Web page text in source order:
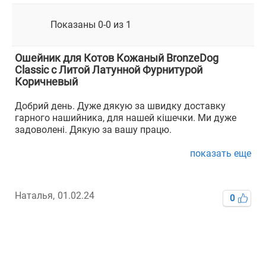
Показаны 0-0 из 1
Ошейник для Котов Кожаный BronzeDog
Classic с Литой Латунной Фурнитурой
Коричневый
Добрий день. Дуже дякую за швидку доставку
гарного нашийника, для нашей кішечки. Ми дуже
задоволені. Дякую за вашу працю.
показать еще
Наталья, 01.02.24 0